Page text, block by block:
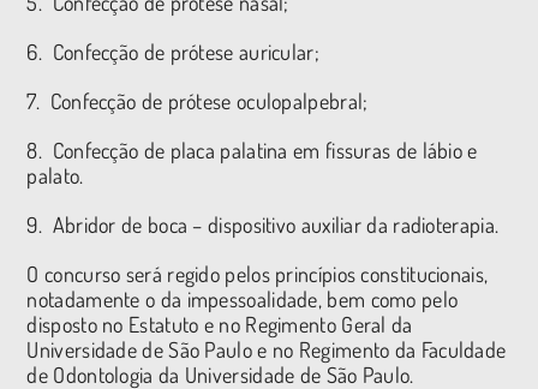
6. Confecção de prótese auricular;
7. Confecção de prótese oculopalpebral;
8. Confecção de placa palatina em fissuras de lábio e
palato.
9. Abridor de boca – dispositivo auxiliar da radioterapia.
O concurso será regido pelos princípios constitucionais,
notadamente o da impessoalidade, bem como pelo
disposto no Estatuto e no Regimento Geral da
Universidade de São Paulo e no Regimento da Faculdade
de Odontologia da Universidade de São Paulo.